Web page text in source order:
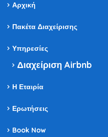
Αρχική
Πακέτα Διαχείρισης
Υπηρεσίες
Διαχείριση Airbnb
Η Εταιρία
Ερωτήσεις
Book Now